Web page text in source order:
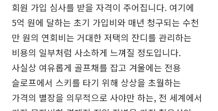
회원 가입 심사를 받을 자격이 주어집니다. 여기에
5억 원에 달하는 초기 가입비와 매년 청구되는 수천
만 원의 연회비는 거대한 저택의 잔디를 관리하는
비용의 일부처럼 사소하게 느껴질 정도입니다.
사실상 여유롭게 골프채를 잡고 겨울에는 전용
슬로프에서 스키를 타기 위해 상상을 초월하는
가격의 별장을 의무적으로 사야만 하는, 전 세계에서